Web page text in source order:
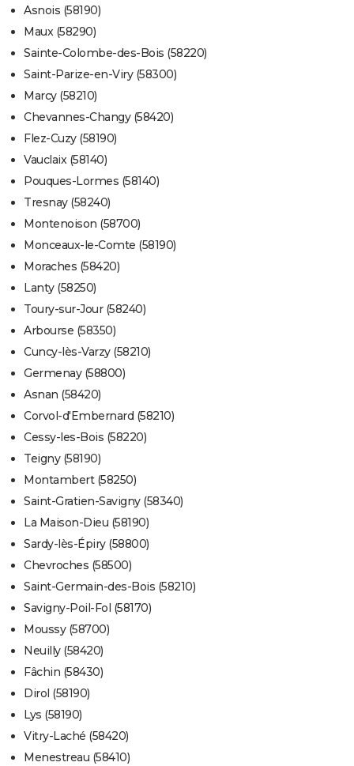
Asnois (58190)
Maux (58290)
Sainte-Colombe-des-Bois (58220)
Saint-Parize-en-Viry (58300)
Marcy (58210)
Chevannes-Changy (58420)
Flez-Cuzy (58190)
Vauclaix (58140)
Pouques-Lormes (58140)
Tresnay (58240)
Montenoison (58700)
Monceaux-le-Comte (58190)
Moraches (58420)
Lanty (58250)
Toury-sur-Jour (58240)
Arbourse (58350)
Cuncy-lès-Varzy (58210)
Germenay (58800)
Asnan (58420)
Corvol-d'Embernard (58210)
Cessy-les-Bois (58220)
Teigny (58190)
Montambert (58250)
Saint-Gratien-Savigny (58340)
La Maison-Dieu (58190)
Sardy-lès-Épiry (58800)
Chevroches (58500)
Saint-Germain-des-Bois (58210)
Savigny-Poil-Fol (58170)
Moussy (58700)
Neuilly (58420)
Fâchin (58430)
Dirol (58190)
Lys (58190)
Vitry-Laché (58420)
Menestreau (58410)